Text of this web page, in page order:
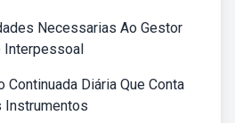
Necessarias Ao Gestor
Interpessoal
Continuada Diária Que Conta
Instrumentos